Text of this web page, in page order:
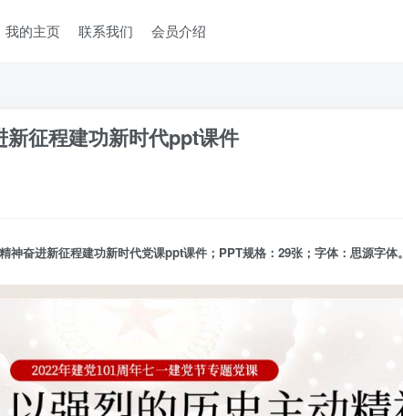
我的主页 联系我们 会员介绍
征程建功新时代ppt课件
神奋进新征程建功新时代党课ppt课件；PPT规格：29张；字体：思源字体。